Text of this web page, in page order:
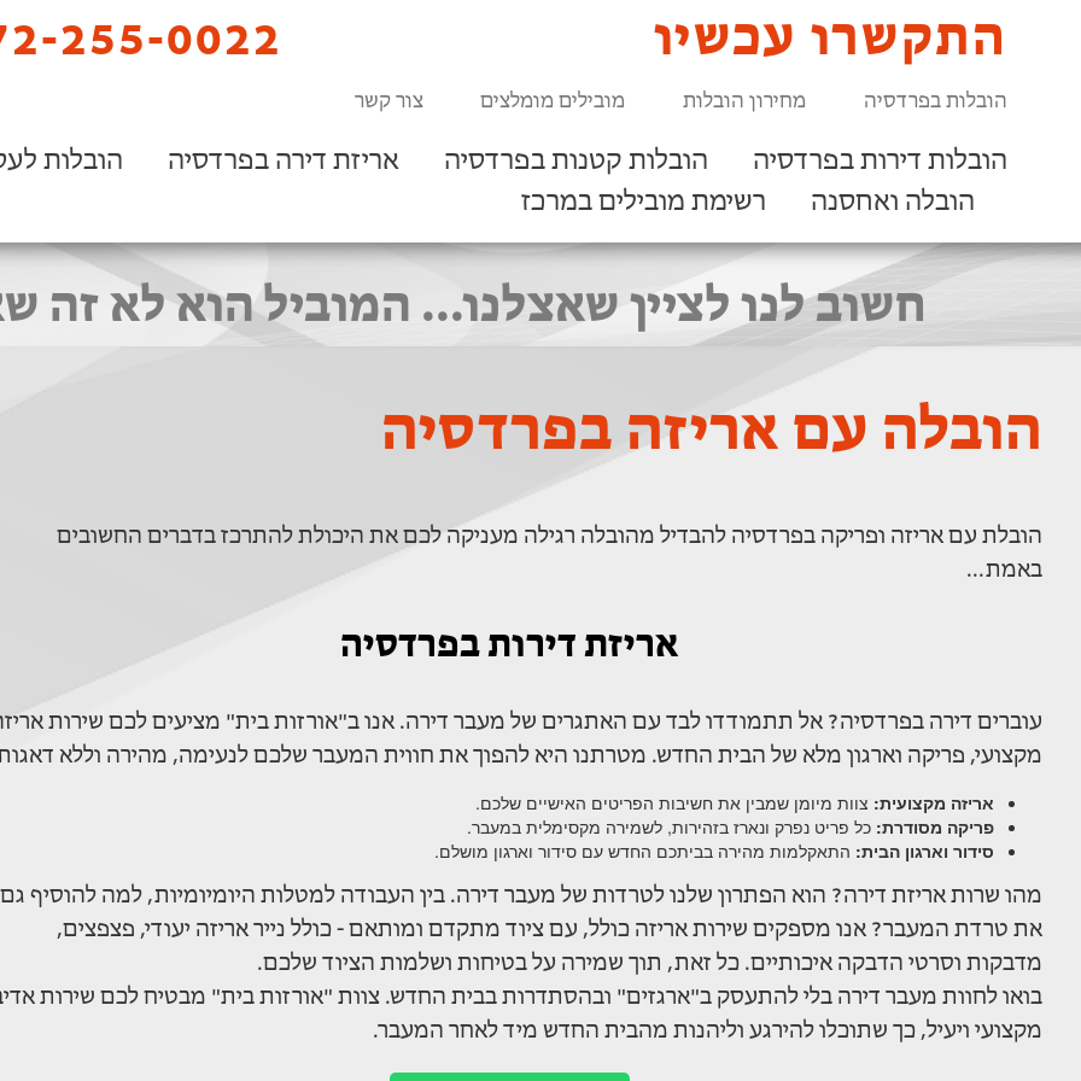
255-0022 התקשרו עכשיו
הובלות בפרדסיה מחירון הובלות מובילים מומלצים צור קשר
הובלות דירות בפרדסיה הובלות קטנות בפרדסיה אריזת דירה בפרדסיה
הובלות
הובלה ואחסנה
רשימת מובילים במרכז
חשוב לנו לציין שאצלנו... המוביל הוא לא זה
הובלה עם אריזה בפרדסיה
הובלת עם אריזה ופריקה בפרדסיה להבדיל מהובלה רגילה מעניקה לכם את היכולת להתרכז בדברים החשובים
באמת...
אריזת דירות בפרדסיה
עוברים דירה בפרדסיה? אל תתמודדו לבד עם האתגרים של מעבר דירה. אנו ב"אורזות בית" מציעים לכם שירות
מקצועי, פריקה וארגון מלא של הבית החדש. מטרתנו היא להפוך את חווית המעבר שלכם לנעימה, מהירה וללא
אריזה מקצועית: צוות מיומן שמבין את חשיבות הפריטים האישיים שלכם.
פריקה מסודרת: כל פריט נפרק ונארז בזהירות, לשמירה מקסימלית במעבר.
סידור וארגון הבית: התאקלמות מהירה בביתכם החדש עם סידור וארגון מושלם.
מהו שרות אריזת דירה? הוא הפתרון שלנו לטרדות של מעבר דירה. בין העבודה למטלות היומיומיות, למה להוסיף גם
את טרדת המעבר? אנו מספקים שירות אריזה כולל, עם ציוד מתקדם ומותאם - כולל נייר אריזה יעודי, פצפצים,
מדבקות וסרטי הדבקה איכותיים. כל זאת, תוך שמירה על בטיחות ושלמות הציוד שלכם.
בואו לחוות מעבר דירה בלי להתעסק ב"ארגזים" ובהסתדרות בבית החדש. צוות "אורזות בית" מבטיח לכם שירות
מקצועי ויעיל, כך שתוכלו להירגע וליהנות מהבית החדש מיד לאחר המעבר.